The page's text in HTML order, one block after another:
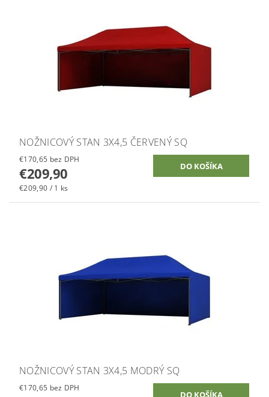
NOŽNICOVÝ STAN 3X4,5 ČERVENÝ SQ
€170,65 bez DPH
€209,90
€209,90 / 1 ks
NOŽNICOVÝ STAN 3X4,5 MODRÝ SQ
€170,65 bez DPH